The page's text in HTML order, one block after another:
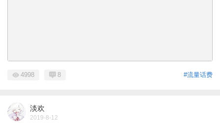
#流量话费
4998 8
淡欢
2019-8-12